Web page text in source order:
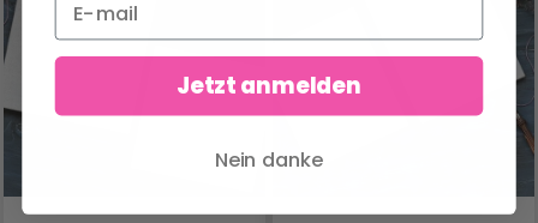
Jetzt anmelden
Nein danke